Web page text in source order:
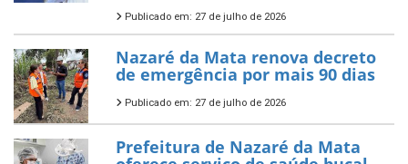
Publicado em: 27 de julho de 2026
Nazaré da Mata renova decreto
de emergência por mais 90 dias
Publicado em: 27 de julho de 2026
Prefeitura de Nazaré da Mata